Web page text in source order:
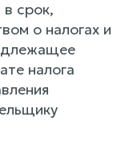
срок,
о налогах и
налога